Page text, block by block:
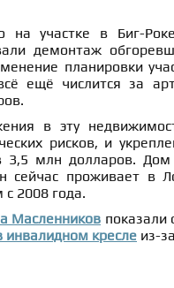
на участке в Биг-
демонтаж
планировки
ещё числится за
в эту
рисков, и
3,5 млн долларов.
сейчас проживает в
2008 года.
Масленников показали
инвалидном кресле из-